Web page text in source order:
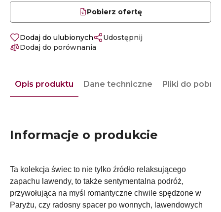
Pobierz ofertę
Dodaj do ulubionych
Udostępnij
Dodaj do porównania
Opis produktu Dane techniczne Pliki do
Informacje o produkcie
Ta kolekcja świec to nie tylko źródło relaksującego
zapachu lawendy, to także sentymentalna podróż,
przywołująca na myśl romantyczne chwile spędzone w
Paryżu, czy radosny spacer po wonnych, lawendowych